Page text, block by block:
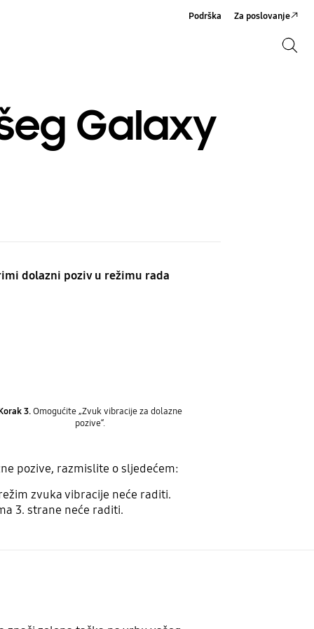
Podrška Za poslovanje
Galaxy
dolazni poziv u režimu rada
3.Omogućite „Zvuk vibracije za dolazne
pozive“.
pozive, razmislite o sljedećem:
zvuka vibracije neće raditi.​
3. strane neće raditi.